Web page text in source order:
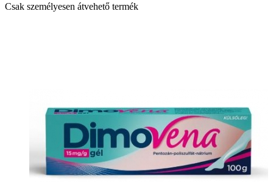
Csak személyesen átvehető termék